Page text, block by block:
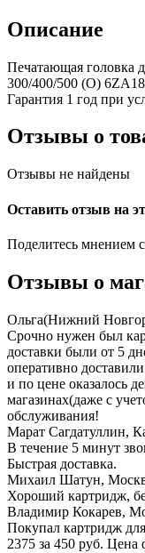
Описание
Печатающая головка
300/400/500 (О)
Гарантия 1 год при
Отзывы о
Отзывы не найдены
Оставить отзыв на
Поделитесь мнением
Отзывы о
Ольга(Нижний
Срочно нужен был
доставки были от 5
оперативно
и по цене оказалось
магазинах(даже с
обслуживания!
Марат Сагдатуллин,
В течение 5 минут
Быстрая доставка.
Михаил Шатун,
Хороший картридж,
Владимир Кокарев,
Покупал картридж
2375 за 450 руб. Цена